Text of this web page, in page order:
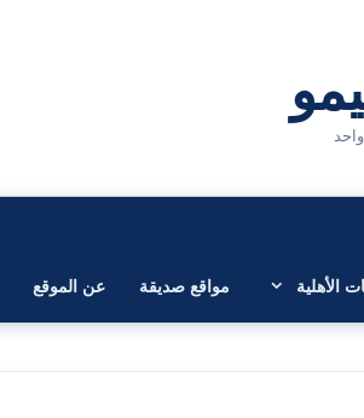
الأهلية مواقع صديقة عن الموقع